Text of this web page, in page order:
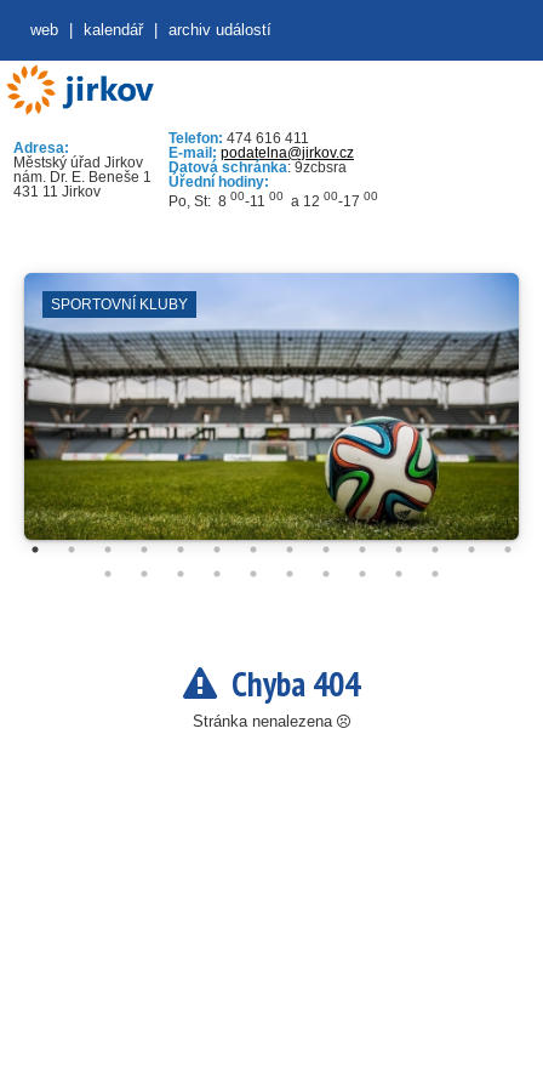
web kalendář archiv událostí
Adresa:
Městský úřad Jirkov
nám. Dr. E. Beneše 1
431 11 Jirkov
Telefon: 474 616 411
E-mail: podatelna@jirkov.cz
Datová schránka: 9zcbsra
Úřední hodiny:
Po, St: 8 00-11 00 a 12 00-17 00
SPORTOVNÍ KLUBY
Chyba 404
Stránka nenalezena